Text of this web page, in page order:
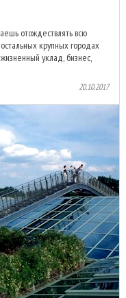
отождествлять всю
крупных городах
уклад, бизнес,
20.10.2017